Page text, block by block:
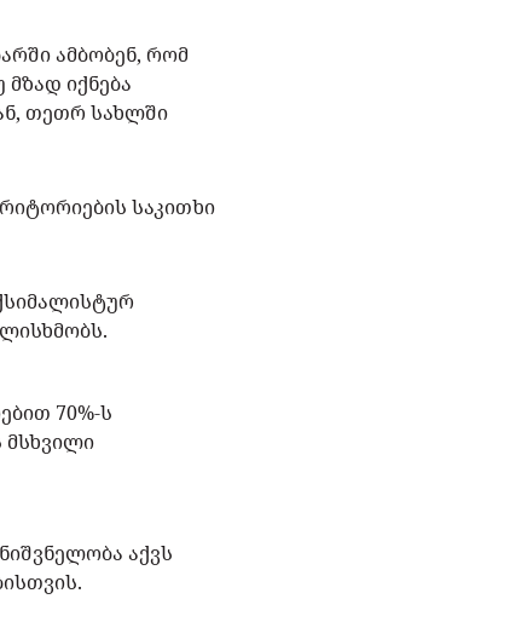
ამბობენ, რომ
იქნება
თეთრ სახლში
საკითხი
70%-ს
აქვს